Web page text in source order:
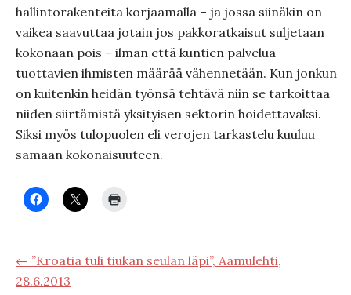
hallintorakenteita korjaamalla – ja jossa siinäkin on
vaikea saavuttaa jotain jos pakkoratkaisut suljetaan
kokonaan pois – ilman että kuntien palvelua
tuottavien ihmisten määrää vähennetään. Kun jonkun
on kuitenkin heidän työnsä tehtävä niin se tarkoittaa
niiden siirtämistä yksityisen sektorin hoidettavaksi.
Siksi myös tulopuolen eli verojen tarkastelu kuuluu
samaan kokonaisuuteen.
← ”Kroatia tuli tiukan seulan läpi”, Aamulehti,
28.6.2013